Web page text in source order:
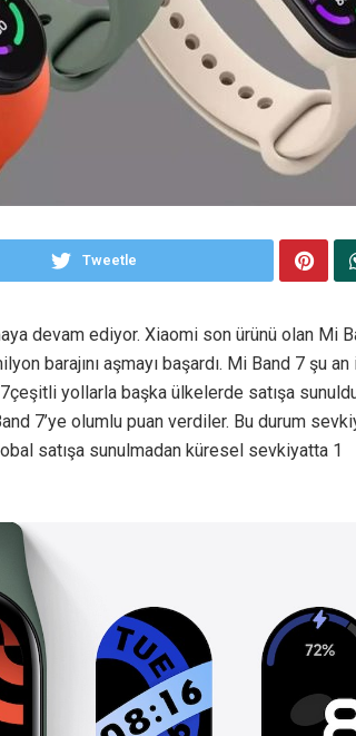
Tweetle
devam ediyor. Xiaomi son ürünü olan Mi
barajını aşmayı başardı. Mi Band 7 şu an
yollarla başka ülkelerde satışa
7’ye olumlu puan verdiler. Bu durum
satışa sunulmadan küresel sevkiyatta 1